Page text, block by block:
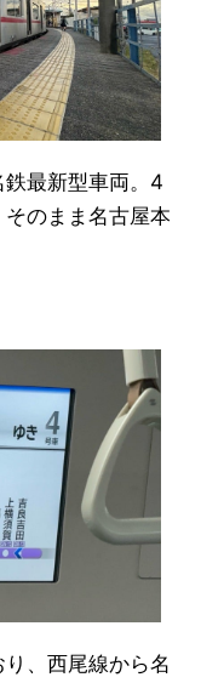
最新型車両。4
のまま名古屋本
、西尾線から名